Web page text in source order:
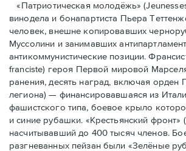
«Патриотическая молодёжь»
винодела и бонапартиста Пьера
человек, внешне копировавших
Муссолини и занимавших
антикоммунистические позиции.
franciste) героя Первой мировой
ранения, десять наград, включая орден
легиона) — финансировавшаяся из
фашистского типа, боевое крыло
и синие рубашки. «Крестьянский фронт»
насчитывавший до 400 тысяч членов.
разгневанных пейзан были «Зелёные